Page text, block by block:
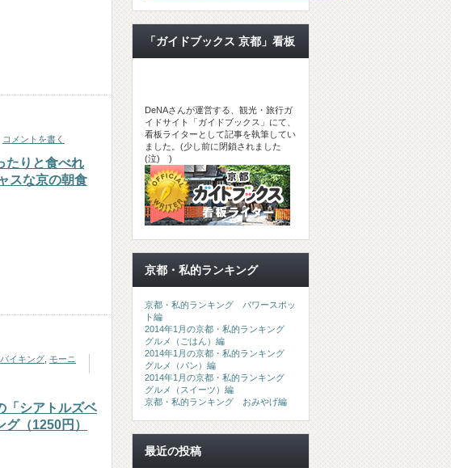
コメントを書く
たりと食べれ
スな京の朝食
バイキング モーニ
「シアトルズベ
（1250円）
「ガイドブックス 京都」看板
DeNAさんが運営する、観光・旅行ガ
イドサイト「ガイドブックス」にて、
看板ライターとして記事を執筆してい
ました。(少し前に閉鎖されました
(泣) )
京都・私的ランキング
京都・私的ランキング パワースポッ
ト編
2014年1月の京都・私的ランキング
グルメ（ごはん）編
2014年1月の京都・私的ランキング
グルメ（パン）編
2014年1月の京都・私的ランキング
グルメ（スイーツ）編
京都・私的ランキング おみやげ編
最近の投稿